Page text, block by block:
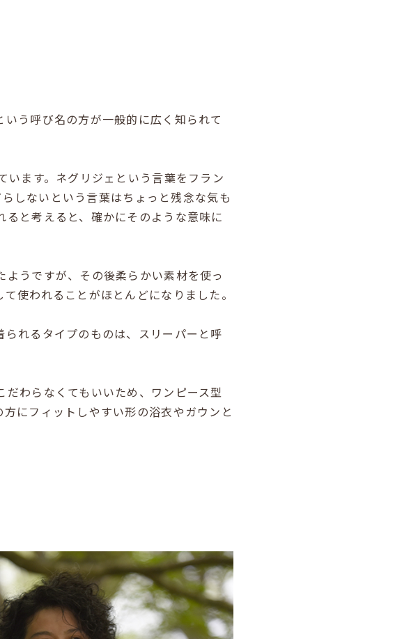
う呼び名の方が一般的に広く知られて
ます。ネグリジェという言葉をフラン
しないという言葉はちょっと残念な気も
と考えると、確かにそのような意味に
うですが、その後柔らかい素材を使っ
使われることがほとんどになりました。
れるタイプのものは、スリーパーと呼
わらなくてもいいため、ワンピース型
にフィットしやすい形の浴衣やガウンと